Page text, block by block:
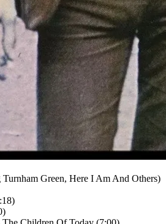
Green, Here I Am And Others)